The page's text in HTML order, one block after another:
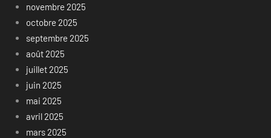
novembre 2025
octobre 2025
septembre 2025
août 2025
juillet 2025
juin 2025
mai 2025
avril 2025
mars 2025